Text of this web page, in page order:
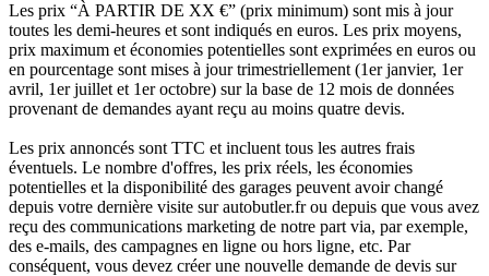
Les prix “À PARTIR DE XX €” (prix minimum) sont mis à jour
toutes les demi-heures et sont indiqués en euros. Les prix moyens,
prix maximum et économies potentielles sont exprimées en euros ou
en pourcentage sont mises à jour trimestriellement (1er janvier, 1er
avril, 1er juillet et 1er octobre) sur la base de 12 mois de données
provenant de demandes ayant reçu au moins quatre devis.
Les prix annoncés sont TTC et incluent tous les autres frais
éventuels. Le nombre d'offres, les prix réels, les économies
potentielles et la disponibilité des garages peuvent avoir changé
depuis votre dernière visite sur autobutler.fr ou depuis que vous avez
reçu des communications marketing de notre part via, par exemple,
des e-mails, des campagnes en ligne ou hors ligne, etc. Par
conséquent, vous devez créer une nouvelle demande de devis sur